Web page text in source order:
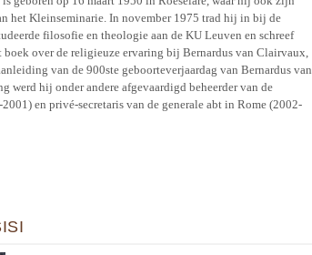
het Kleinseminarie. In november 1975 trad hij in bij de
filosofie en theologie aan de KU Leuven en schreef
boek over de religieuze ervaring bij Bernardus van Clairvaux,
van de 900ste geboorteverjaardag van Bernardus van
werd hij onder andere afgevaardigd beheerder van de
en privé-secretaris van de generale abt in Rome (2002-